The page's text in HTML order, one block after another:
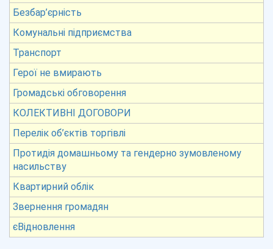
Безбар’єрність
Комунальні підприємства
Транспорт
Герої не вмирають
Громадські обговорення
КОЛЕКТИВНІ ДОГОВОРИ
Перелік об’єктів торгівлі
Протидія домашньому та гендерно зумовленому
насильству
Квартирний облік
Звернення громадян
єВідновлення